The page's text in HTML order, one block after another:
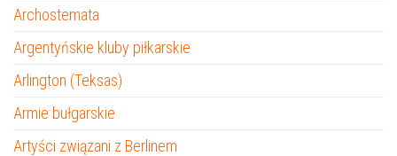
Archostemata
Argentyńskie kluby piłkarskie
Arlington (Teksas)
Armie bułgarskie
Artyści związani z Berlinem